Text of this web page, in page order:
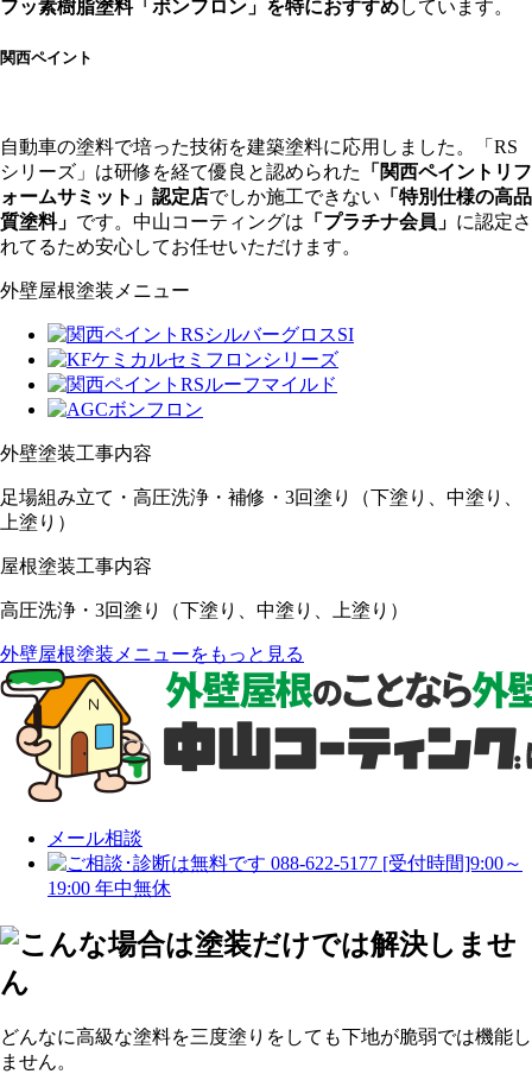
フッ素樹脂塗料「ボンフロン」を特におすすめしています。
関西ペイント
自動車の塗料で培った技術を建築塗料に応用しました。「RS
シリーズ」は研修を経て優良と認められた
「関西ペイントリフ
ォームサミット」認定店でしか施工できない 「特別仕様の高品
質塗料」 です。中山コーティングは 「プラチナ会員」 に認定さ
れてるため安心してお任せいただけます。
外壁屋根塗装メニュー
外壁塗装工事内容
足場組み立て・高圧洗浄・補修・3回塗り（下塗り、中塗り、
上塗り）
屋根塗装工事内容
高圧洗浄・3回塗り（下塗り、中塗り、上塗り）
外壁屋根塗装メニューをもっと見る
メール相談
088-622-5177 [受付時間]9:00～
19:00 年中無休
どんなに高級な塗料を三度塗りをしても下地が脆弱では機能し
ません。